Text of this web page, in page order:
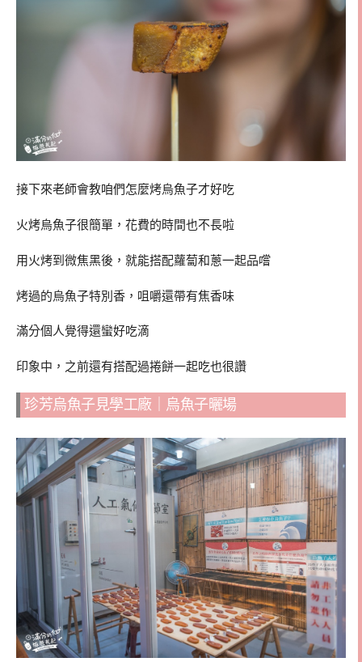
接下來老師會教咱們怎麼烤烏魚子才好吃
火烤烏魚子很簡單，花費的時間也不長啦
用火烤到微焦黑後，就能搭配蘿蔔和蔥一起品嚐
烤過的烏魚子特別香，咀嚼還帶有焦香味
滿分個人覺得還蠻好吃滴
印象中，之前還有搭配過捲餅一起吃也很讚
珍芳烏魚子見學工廠｜烏魚子曬場